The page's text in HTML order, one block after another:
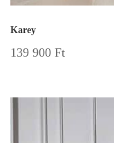
Karey
139 900 Ft